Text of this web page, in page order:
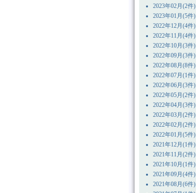
2023年02月(2件)
2023年01月(5件)
2022年12月(4件)
2022年11月(4件)
2022年10月(3件)
2022年09月(3件)
2022年08月(8件)
2022年07月(1件)
2022年06月(3件)
2022年05月(2件)
2022年04月(3件)
2022年03月(2件)
2022年02月(2件)
2022年01月(5件)
2021年12月(1件)
2021年11月(2件)
2021年10月(1件)
2021年09月(4件)
2021年08月(6件)